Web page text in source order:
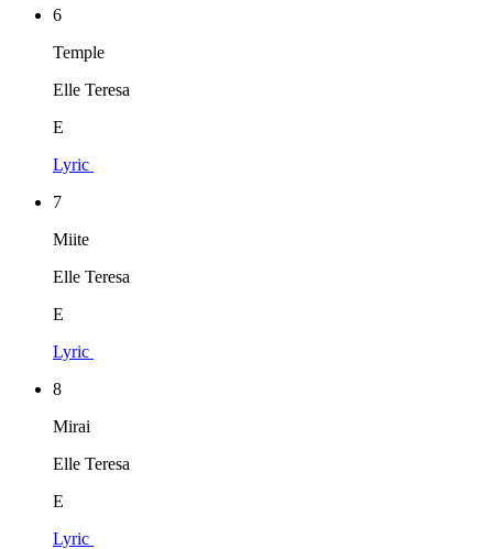
6
Temple
Elle Teresa
E
Lyric
7
Miite
Elle Teresa
E
Lyric
8
Mirai
Elle Teresa
E
Lyric